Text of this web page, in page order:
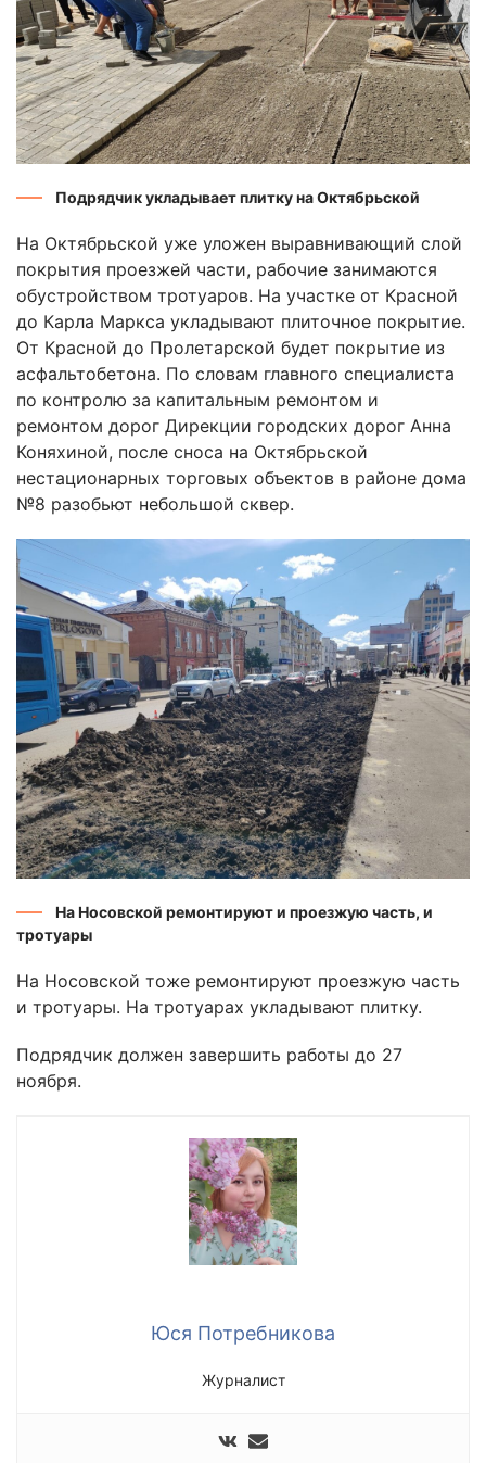
Подрядчик укладывает плитку на Октябрьской
На Октябрьской уже уложен выравнивающий слой
покрытия проезжей части, рабочие занимаются
обустройством тротуаров. На участке от Красной
до Карла Маркса укладывают плиточное покрытие.
От Красной до Пролетарской будет покрытие из
асфальтобетона. По словам главного специалиста
по контролю за капитальным ремонтом и
ремонтом дорог Дирекции городских дорог Анна
Коняхиной, после сноса на Октябрьской
нестационарных торговых объектов в районе дома
№8 разобьют небольшой сквер.
На Носовской ремонтируют и проезжую часть, и
тротуары
На Носовской тоже ремонтируют проезжую часть
и тротуары. На тротуарах укладывают плитку.
Подрядчик должен завершить работы до 27
ноября.
Юся Потребникова
Журналист